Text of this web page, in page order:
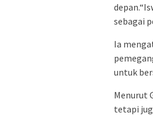
sebagai
Ia
untuk
Menurut
tetapi